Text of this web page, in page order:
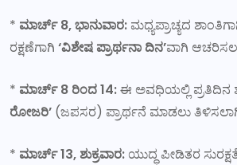
* ಮಾರ್ಚ್ 8, ಭಾನುವಾರ: ಮಧ್ಯಪ್ರಾಚ್ಯದ
ರಕ್ಷಣೆಗಾಗಿ ‘ವಿಶೇಷ ಪ್ರಾರ್ಥನಾ ದಿನ’ವಾಗಿ
* ಮಾರ್ಚ್ 8 ರಿಂದ 14:ಈ ಅವಧಿಯಲ್ಲಿ ಪ್ರತಿದಿನ
ರೋಜರಿ’ (ಜಪಸರ) ಪ್ರಾರ್ಥನೆ ಮಾಡಲು
* ಮಾರ್ಚ್ 13, ಶುಕ್ರವಾರ: ಯುದ್ಧ ಪೀಡಿತರ